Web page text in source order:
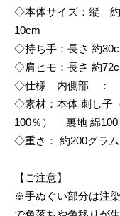
◇本体サイズ：縦
10cm
◇持ち手：長さ 約
◇肩ヒモ：長さ 約
◇仕様 内側部 ： オ
◇素材：本体 刺し子
100％） 裏地 綿100
◇重さ： 約200グラム
【ご注意】
※手ぬぐい部分は注